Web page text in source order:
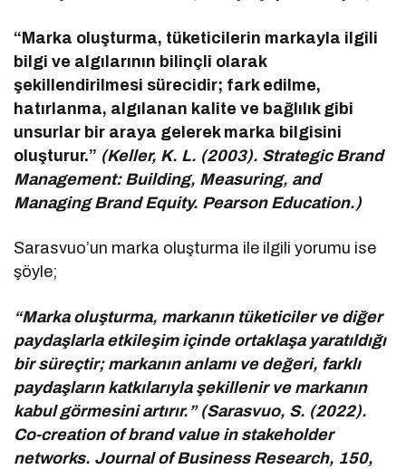
“Marka oluşturma, tüketicilerin markayla ilgili
bilgi ve algılarının bilinçli olarak
şekillendirilmesi sürecidir; fark edilme,
hatırlanma, algılanan kalite ve bağlılık gibi
unsurlar bir araya gelerek marka bilgisini
oluşturur.” (Keller, K. L. (2003). Strategic Brand
Management: Building, Measuring, and
Managing Brand Equity. Pearson Education.)
Sarasvuo’un marka oluşturma ile ilgili yorumu ise
şöyle;
“Marka oluşturma, markanın tüketiciler ve diğer
paydaşlarla etkileşim içinde ortaklaşa yaratıldığı
bir süreçtir; markanın anlamı ve değeri, farklı
paydaşların katkılarıyla şekillenir ve markanın
kabul görmesini artırır.” (Sarasvuo, S. (2022).
Co-creation of brand value in stakeholder
networks. Journal of Business Research, 150,